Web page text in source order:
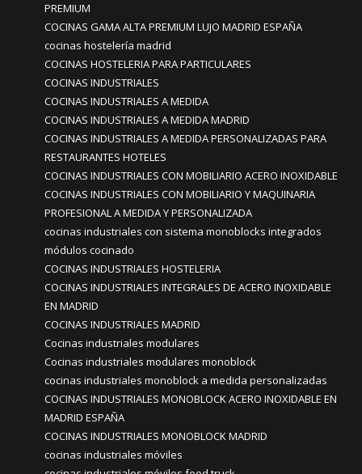
PREMIUM
COCINAS GAMA ALTA PREMIUM LUJO MADRID ESPAÑA
cocinas hostelería madrid
COCINAS HOSTELERIA PARA PARTICULARES
COCINAS INDUSTRIALES
COCINAS INDUSTRIALES A MEDIDA
COCINAS INDUSTRIALES A MEDIDA MADRID
COCINAS INDUSTRIALES A MEDIDA PERSONALIZADAS PARA
RESTAURANTES HOTELES
COCINAS INDUSTRIALES CON MOBILIARIO ACERO INOXIDABLE
COCINAS INDUSTRIALES CON MOBILIARIO Y MAQUINARIA
PROFESIONAL A MEDIDA Y PERSONALIZADA
cocinas industriales con sistema monoblocks integrados
módulos cocinado
COCINAS INDUSTRIALES HOSTELERIA
COCINAS INDUSTRIALES INTEGRALES DE ACERO INOXIDABLE
EN MADRID
COCINAS INDUSTRIALES MADRID
Cocinas industriales modulares
Cocinas industriales modulares monoblock
cocinas industriales monoblock a medida personalizadas
COCINAS INDUSTRIALES MONOBLOCK ACERO INOXIDABLE EN
MADRID ESPAÑA
COCINAS INDUSTRIALES MONOBLOCK MADRID
cocinas industriales móviles